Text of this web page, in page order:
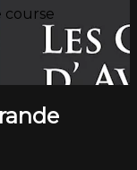
course